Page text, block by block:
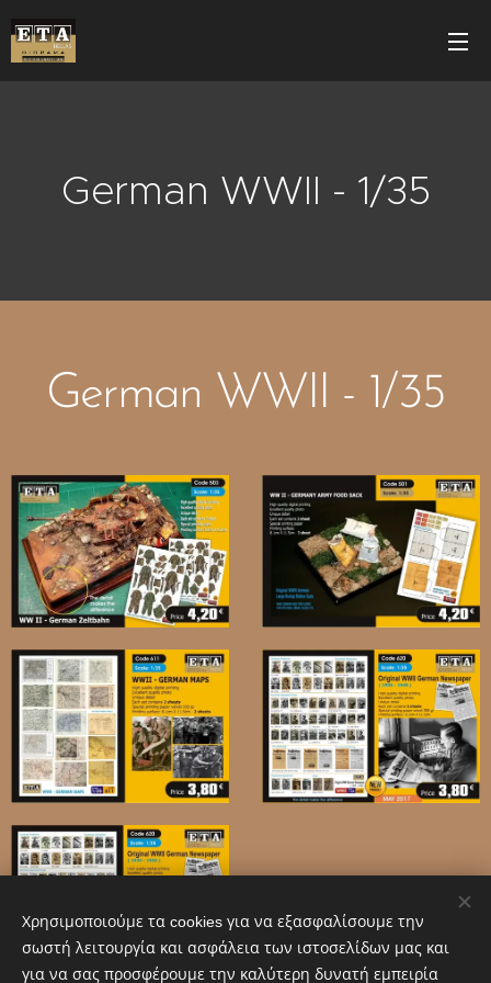
German WWII - 1/35
German WWII - 1/35
Χρησιμοποιούμε τα cookies για να εξασφαλίσουμε την
σωστή λειτουργία και ασφάλεια των ιστοσελίδων μας και
για να σας προσφέρουμε την καλύτερη δυνατή εμπειρία